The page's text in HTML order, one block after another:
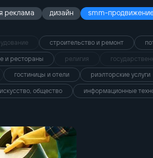
реклама дизайн smm-
строительство и ремонт
и рестораны религия
гостиницы и отели риэлторские услуги
общество информационные